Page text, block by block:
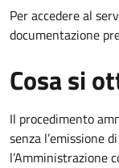
Per accedere al
documentazione
Cosa si
Il procedimento
senza l’emissione
l’Amministrazione